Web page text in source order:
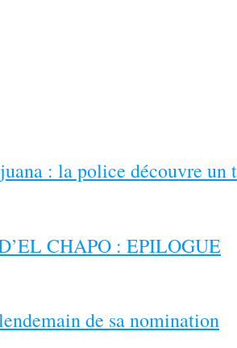
: la police découvre un
CHAPO : EPILOGUE
de sa nomination